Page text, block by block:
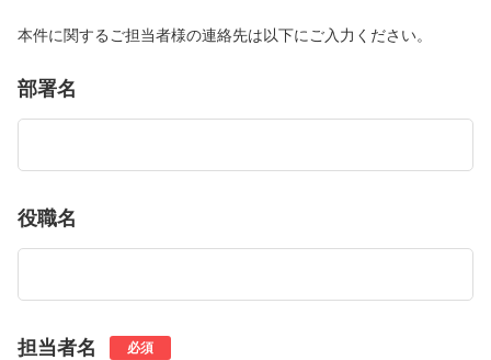
本件に関するご担当者様の連絡先は以下にご入力ください。
部署名
役職名
担当者名 必須